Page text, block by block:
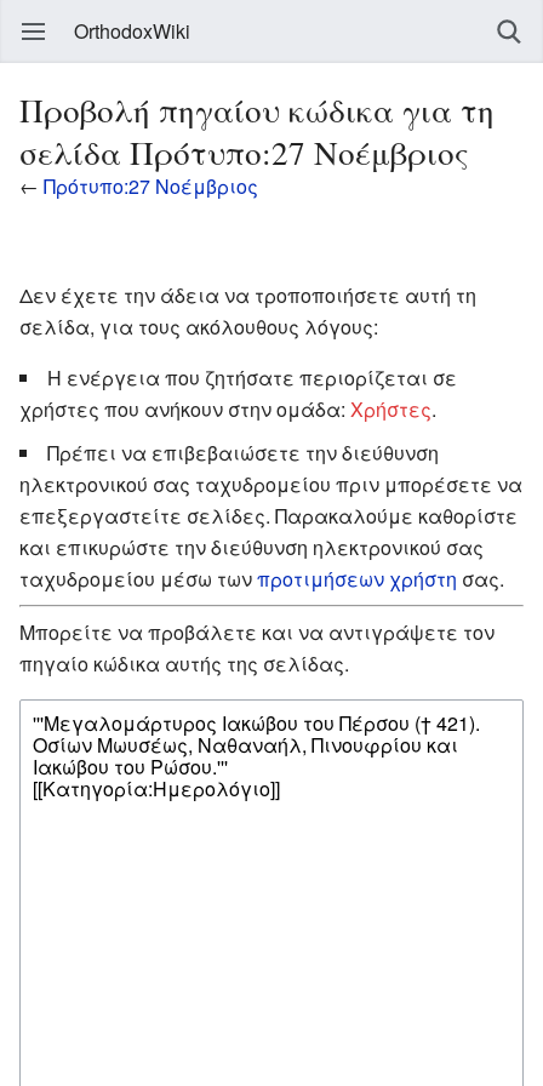
OrthodoxWiki
Προβολή πηγαίου κώδικα για τη
σελίδα Πρότυπο:27 Νοέμβριος
← Πρότυπο:27 Νοέμβριος
Δεν έχετε την άδεια να τροποποιήσετε αυτή τη
σελίδα, για τους ακόλουθους λόγους:
Η ενέργεια που ζητήσατε περιορίζεται σε
χρήστες που ανήκουν στην ομάδα: Χρήστες.
Πρέπει να επιβεβαιώσετε την διεύθυνση
ηλεκτρονικού σας ταχυδρομείου πριν μπορέσετε να
επεξεργαστείτε σελίδες. Παρακαλούμε καθορίστε
και επικυρώστε την διεύθυνση ηλεκτρονικού σας
ταχυδρομείου μέσω τωνπροτιμήσεων χρήστη σας.
Μπορείτε να προβάλετε και να αντιγράψετε τον
πηγαίο κώδικα αυτής της σελίδας.